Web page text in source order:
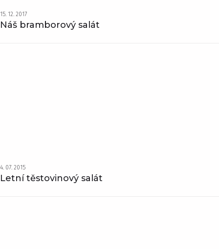
15. 12. 2017
Náš bramborový salát
4. 07. 2015
Letní těstovinový salát